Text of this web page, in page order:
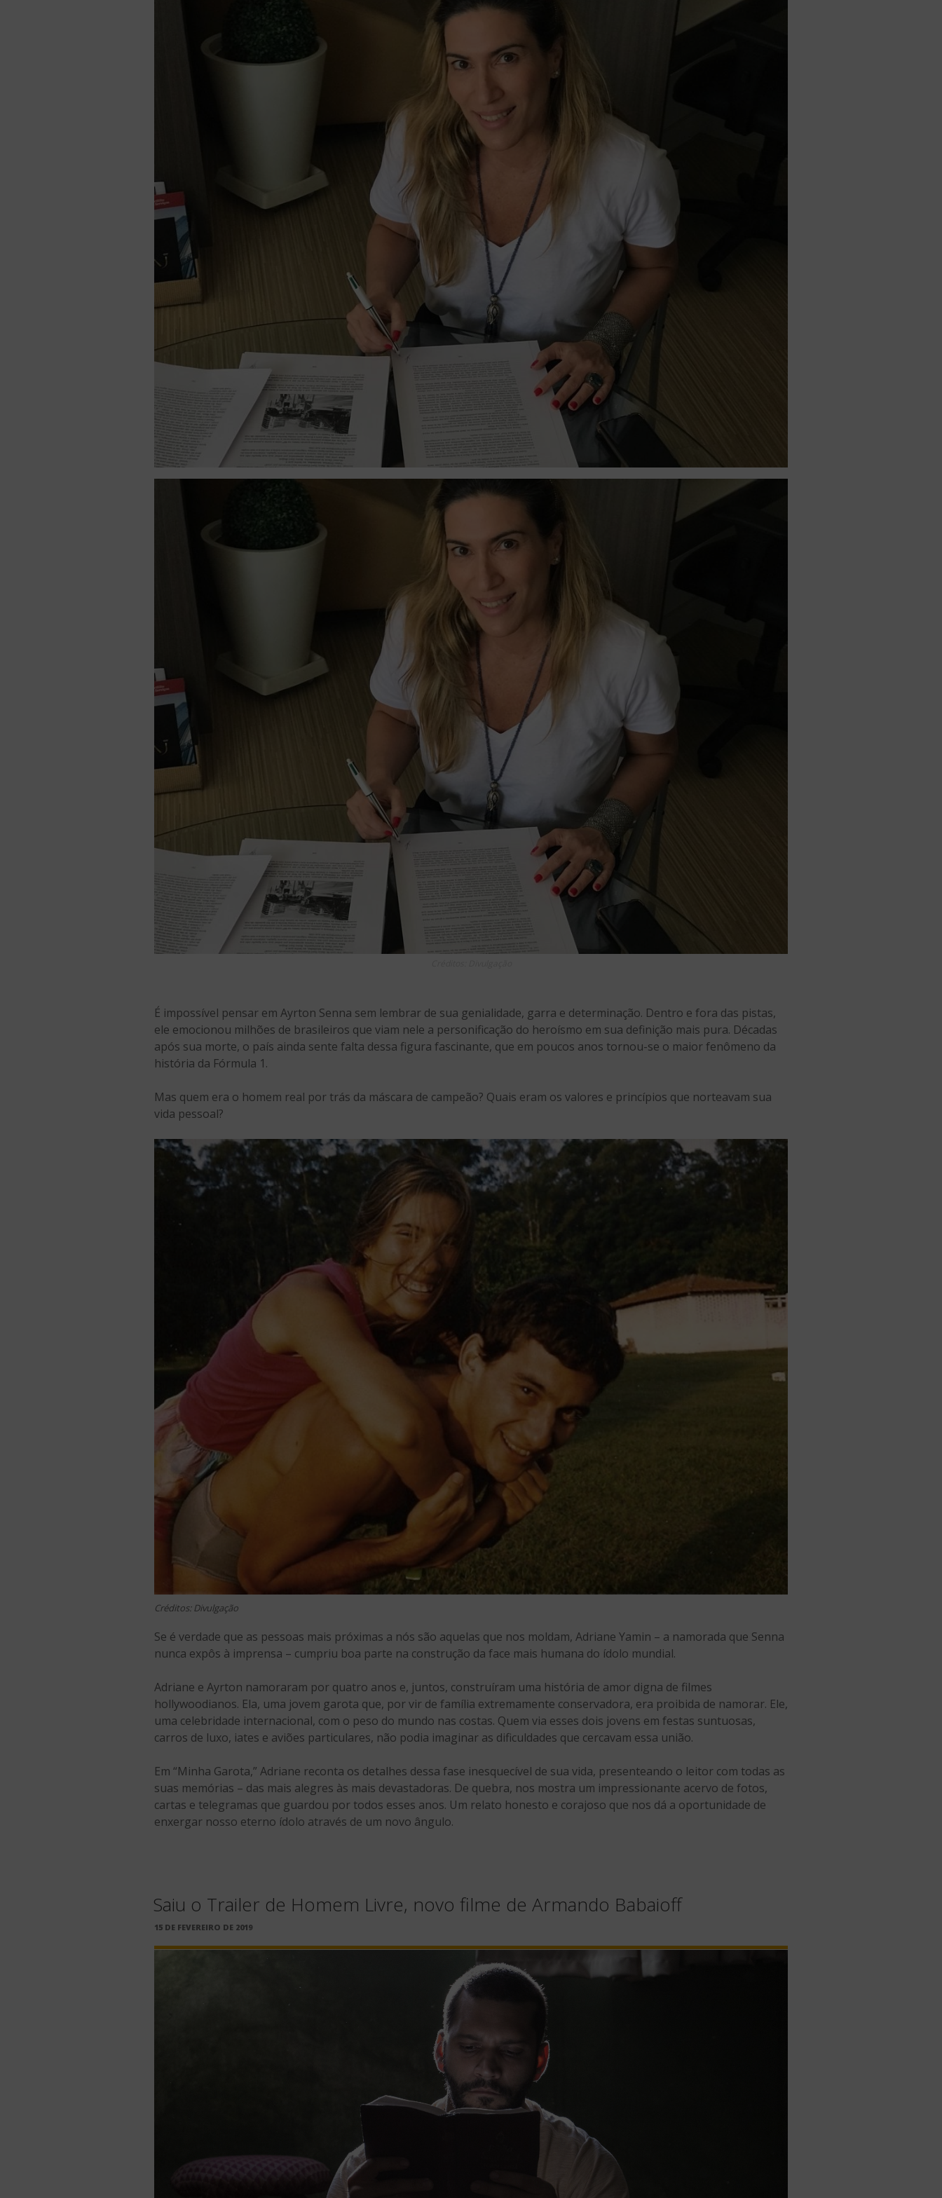
É impossível pensar em Ayrton Senna sem lembrar de sua genialidade, garra e determinação. Dentro e fora das pistas,
ele emocionou milhões de brasileiros que viam nele a personificação do heroísmo em sua definição mais pura. Décadas
após sua morte, o país ainda sente falta dessa figura fascinante, que em poucos anos tornou-se o maior fenômeno da
história da Fórmula 1.
Mas quem era o homem real por trás da máscara de campeão? Quais eram os valores e princípios que norteavam sua
vida pessoal?
Créditos: Divulgação
Se é verdade que as pessoas mais próximas a nós são aquelas que nos moldam, Adriane Yamin – a namorada que Senna
nunca expôs à imprensa – cumpriu boa parte na construção da face mais humana do ídolo mundial.
Adriane e Ayrton namoraram por quatro anos e, juntos, construíram uma história de amor digna de filmes
hollywoodianos. Ela, uma jovem garota que, por vir de família extremamente conservadora, era proibida de namorar. Ele,
uma celebridade internacional, com o peso do mundo nas costas. Quem via esses dois jovens em festas suntuosas,
carros de luxo, iates e aviões particulares, não podia imaginar as dificuldades que cercavam essa união.
Em “Minha Garota,” Adriane reconta os detalhes dessa fase inesquecível de sua vida, presenteando o leitor com todas as
suas memórias – das mais alegres às mais devastadoras. De quebra, nos mostra um impressionante acervo de fotos,
cartas e telegramas que guardou por todos esses anos. Um relato honesto e corajoso que nos dá a oportunidade de
enxergar nosso eterno ídolo através de um novo ângulo.
Saiu o Trailer de Homem Livre, novo filme de Armando Babaioff
PUBLICADO
15 DE FEVEREIRO DE 2019